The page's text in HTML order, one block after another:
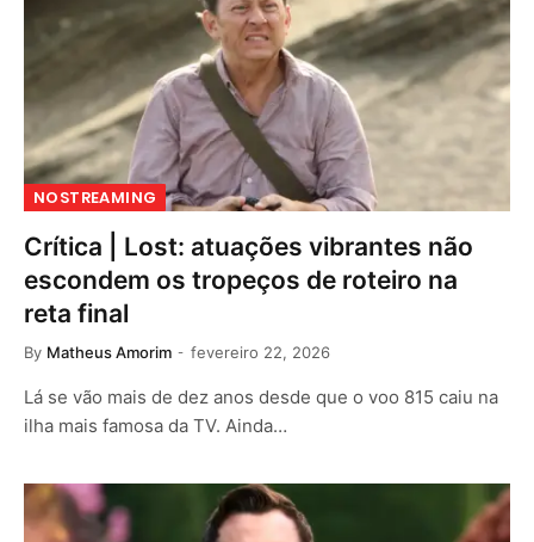
NOSTREAMING
Crítica | Lost: atuações vibrantes não
escondem os tropeços de roteiro na
reta final
By Matheus Amorim fevereiro 22, 2026
Lá se vão mais de dez anos desde que o voo 815 caiu na
ilha mais famosa da TV. Ainda…